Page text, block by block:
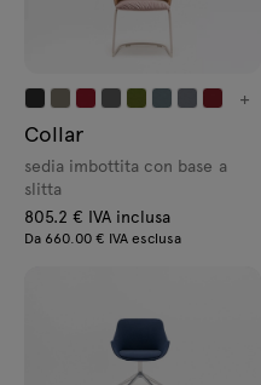
+
Collar
sedia imbottita con base a
slitta
805.2 € IVA inclusa
Da 660.00 € IVA esclusa